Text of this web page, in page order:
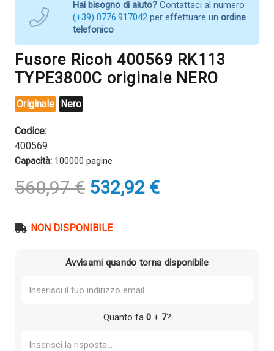
Hai bisogno di aiuto? Contattaci al numero
(+39) 0776.917042 per effettuare un ordine
telefonico
Fusore Ricoh 400569 RK113
TYPE3800C originale NERO
Originale Nero
Codice:
400569
Capacità: 100000 pagine
560,97€ Il
prezzo
era:
532,92 €Il
prezzo
NON DISPONIBILE
Avvisami quando torna disponibile
Quanto fa 0+ 7?